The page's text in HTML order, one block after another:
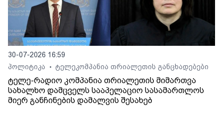
30-07-2026 16:59
პოლიტიკა
• ტელეკომპანია თრიალეთის განცხადებები
ტელე-რადიო კომპანია თრიალეთის მიმართვა
სახალხო დამცველს სააპელაციო სასამართლოს
მიერ განჩინების დამალვის შესახებ